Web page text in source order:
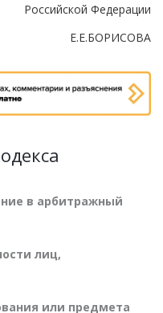
Российской Федерации
Е.Е.БОРИСОВА
в арбитражный
лиц,
или предмета